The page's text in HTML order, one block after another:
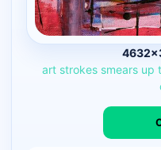
art strokes smears up